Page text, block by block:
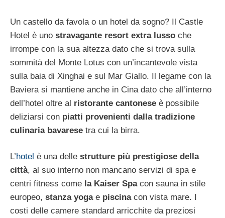
Un castello da favola o un hotel da sogno? Il Castle
Hotel è uno stravagante resort extra lusso che
irrompe con la sua altezza dato che si trova sulla
sommità del Monte Lotus con un’incantevole vista
sulla baia di Xinghai e sul Mar Giallo. Il legame con la
Baviera si mantiene anche in Cina dato che all’interno
dell’hotel oltre al ristorante cantonese è possibile
deliziarsi con piatti provenienti dalla tradizione
culinaria bavarese tra cui la birra.
L’hotel è una delle strutture più prestigiose della
città, al suo interno non mancano servizi di spa e
centri fitness come la Kaiser Spacon sauna in stile
europeo, stanza yogae piscinacon vista mare. I
costi delle camere standard arricchite da preziosi